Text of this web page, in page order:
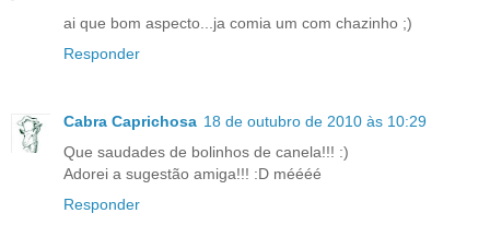
ai que bom aspecto...ja comia um com chazinho ;)
Responder
Cabra Caprichosa 18 de outubro de 2010 às 10:29
Que saudades de bolinhos de canela!!! :)
Adorei a sugestão amiga!!! :D méééé
Responder